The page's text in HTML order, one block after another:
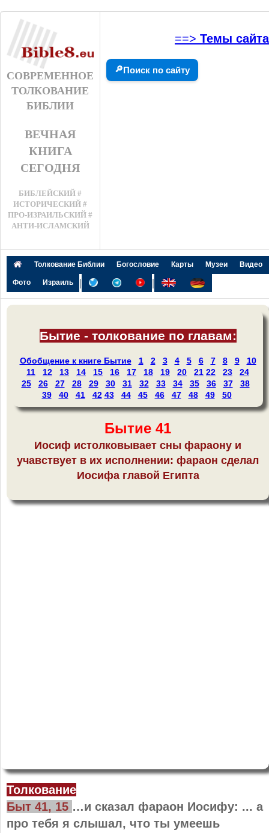
СОВРЕМЕННОЕ
ТОЛКОВАНИЕ
БИБЛИИ
ВЕЧНАЯ
КНИГА
СЕГОДНЯ
БИБЛЕЙСКИЙ #
ИСТОРИЧЕСКИЙ #
ПРО-ИЗРАИЛЬСКИЙ #
АНТИ-ИСЛАМСКИЙ
==> Темы сайта
🔎Поиск по сайту
Толкование Библии Богословие Карты Музеи Видео
Фото Израиль | |
Бытие - толкование по главам:
Обобщение к книге Бытие 1 2 3 4 5 6 7 8 9
10
11
12 13 14 15 16 17 18 19 20 21 22 23
24
25
26 27 28 29 30 31 32 33 34 35 36 37
38
39
40 41 42 43 44 45 46 47 48 49 50
Бытие 41
Иосиф истолковывает сны фараону и
учавствует в их исполнении: фараон сделал
Иосифа главой Египта
Толкование
Быт 41, 15 …и сказал фараон Иосифу: ... а
про тебя я слышал, что ты умеешь